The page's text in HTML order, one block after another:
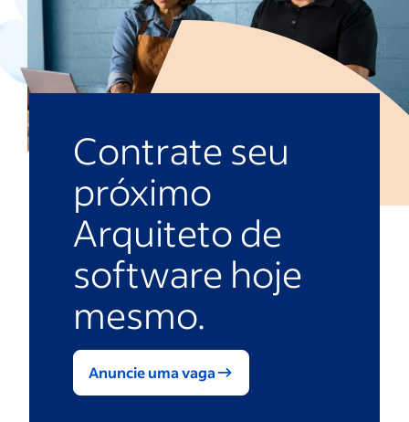
Contrate seu
próximo
Arquiteto de
software hoje
mesmo.
Anuncie uma vaga